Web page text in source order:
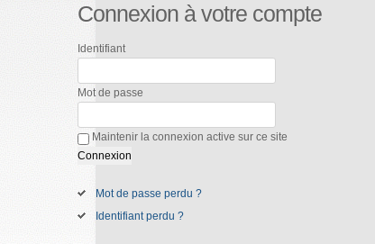
Connexion à votre compte
Identifiant
Mot de passe
Maintenir la connexion active sur ce site
Mot de passe perdu ?
Identifiant perdu ?